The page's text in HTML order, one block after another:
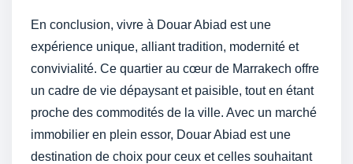
En conclusion, vivre à Douar Abiad est une
expérience unique, alliant tradition, modernité et
convivialité. Ce quartier au cœur de Marrakech offre
un cadre de vie dépaysant et paisible, tout en étant
proche des commodités de la ville. Avec un marché
immobilier en plein essor, Douar Abiad est une
destination de choix pour ceux et celles souhaitant